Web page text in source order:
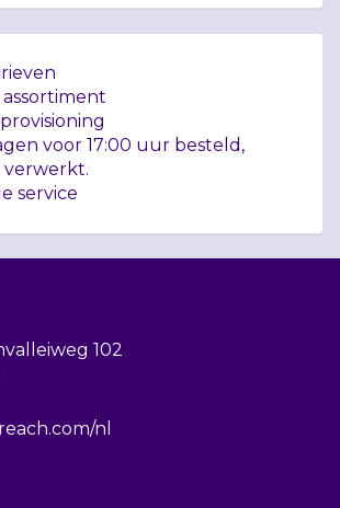
voor 17:00 uur besteld,
service
102
nl